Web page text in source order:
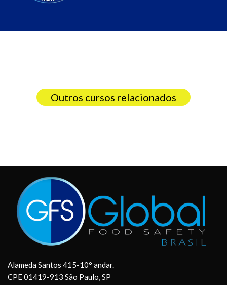
Outros cursos relacionados
Alameda Santos 415-10° andar.
CPE 01419-913 São Paulo, SP